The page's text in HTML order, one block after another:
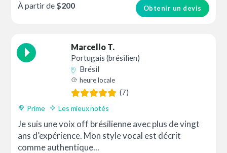
Obtenir un devis
À partir de $200
Marcello T.
Portugais (brésilien)
Brésil
heure locale
(7)
Prime Les mieux notés
Je suis une voix off brésilienne avec plus de vingt
ans d’expérience. Mon style vocal est décrit
comme authentique...